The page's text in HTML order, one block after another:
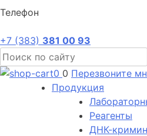
Телефон
+7 (383) 381 00 93
0 0 Перезвоните
Продукция
Реагенты
ДНК-